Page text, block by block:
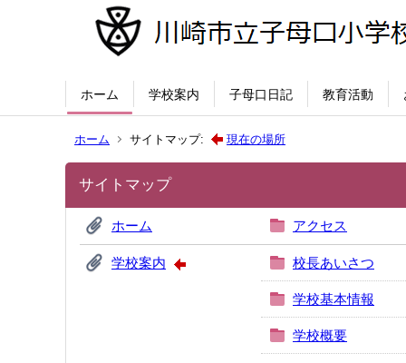
ホーム 学校案内 子母口日記 教育活動
ホーム サイトマップ: 現在の場所
サイトマップ
ホーム アクセス
学校案内 校長あいさつ
学校基本情報
学校概要